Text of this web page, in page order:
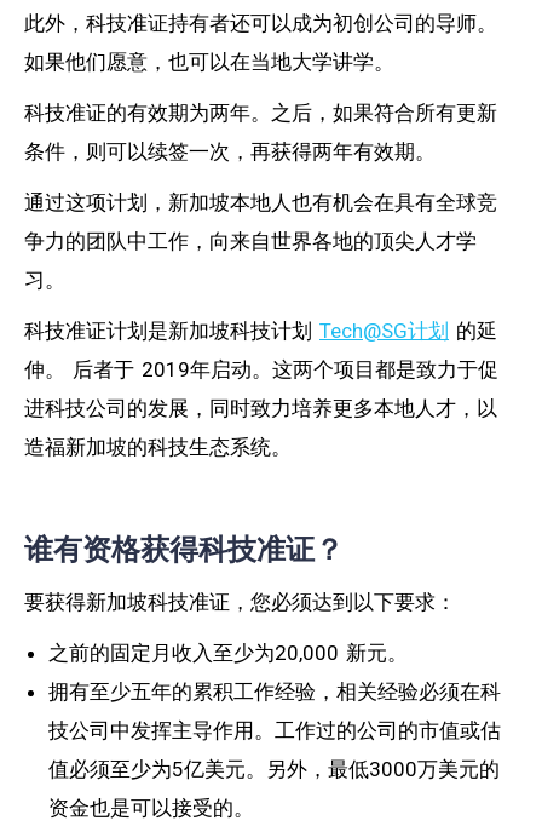
此外，科技准证持有者还可以成为初创公司的导师。
如果他们愿意，也可以在当地大学讲学。
科技准证的有效期为两年。之后，如果符合所有更新
条件，则可以续签一次，再获得两年有效期。
通过这项计划，新加坡本地人也有机会在具有全球竞
争力的团队中工作，向来自世界各地的顶尖人才学
习。
科技准证计划是新加坡科技计划 Tech@SG计划 的延
伸。 后者于 2019年启动。这两个项目都是致力于促
进科技公司的发展，同时致力培养更多本地人才，以
造福新加坡的科技生态系统。
谁有资格获得科技准证？
要获得新加坡科技准证，您必须达到以下要求：
之前的固定月收入至少为20,000 新元。
拥有至少五年的累积工作经验，相关经验必须在科
技公司中发挥主导作用。工作过的公司的市值或估
值必须至少为5亿美元。另外，最低3000万美元的
资金也是可以接受的。